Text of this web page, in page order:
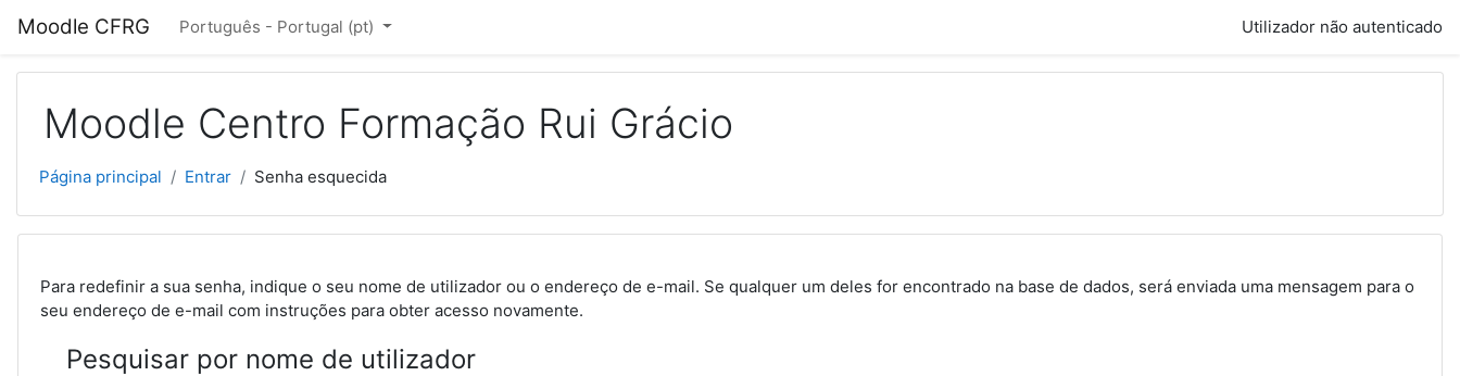
Moodle CFRG Português - Portugal ‎(pt)‎ Utilizador não autenticado
Moodle Centro Formação Rui Grácio
Página principal Entrar Senha esquecida
Para redefinir a sua senha, indique o seu nome de utilizador ou o endereço de e-mail. Se qualquer um deles for encontrado na base de dados, será enviada uma mensagem para o
seu endereço de e-mail com instruções para obter acesso novamente.
Pesquisar por nome de utilizador